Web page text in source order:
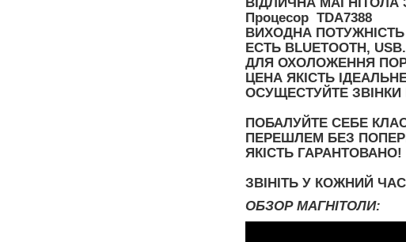
Процесор TDA7388
ВИХОДНА
ЕСТЬ BLUETOOTH,
ДЛЯ ОХОЛОЖЕННЯ
ЦЕНА ЯКІСТЬ
ОСУЩЕСТУЙТЕ
ПОБАЛУЙТЕ СЕБЕ
ПЕРЕШЛЕМ БЕЗ
ЯКІСТЬ ГАРАНТОВАНО!
ЗВІНІТЬ У КОЖНИЙ
ОБЗОР МАГНІТОЛИ: